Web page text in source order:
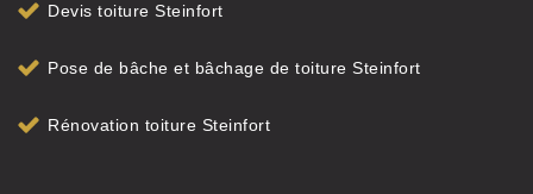
Devis toiture Steinfort
Pose de bâche et bâchage de toiture Steinfort
Rénovation toiture Steinfort